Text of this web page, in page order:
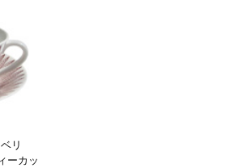
ベリ
ーカッ